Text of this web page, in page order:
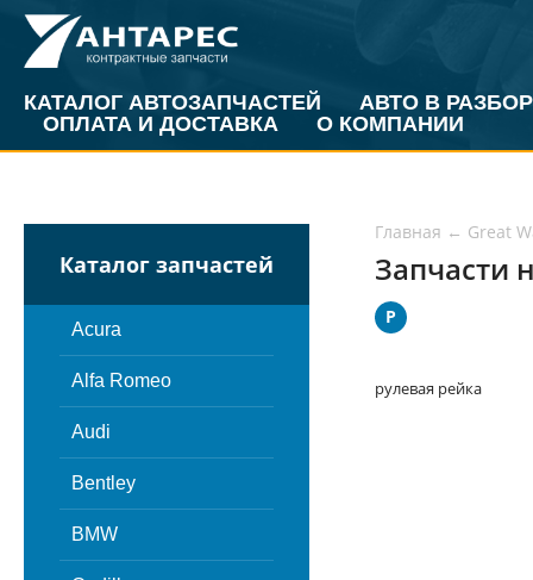
КАТАЛОГ АВТОЗАПЧАСТЕЙ
АВТО В РАЗБОР
ОПЛАТА И ДОСТАВКА
О КОМПАНИИ
Каталог запчастей
Acura
Alfa Romeo
Audi
Bentley
BMW
Главная ← Great
Запчасти
Р
рулевая рейка